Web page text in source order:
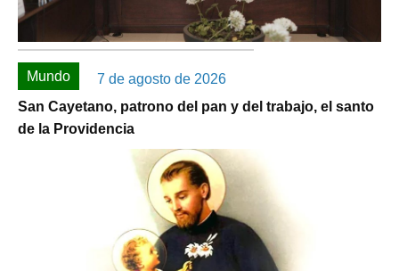
Mundo
7 de agosto de 2026
San Cayetano, patrono del pan y del trabajo, el santo
de la Providencia